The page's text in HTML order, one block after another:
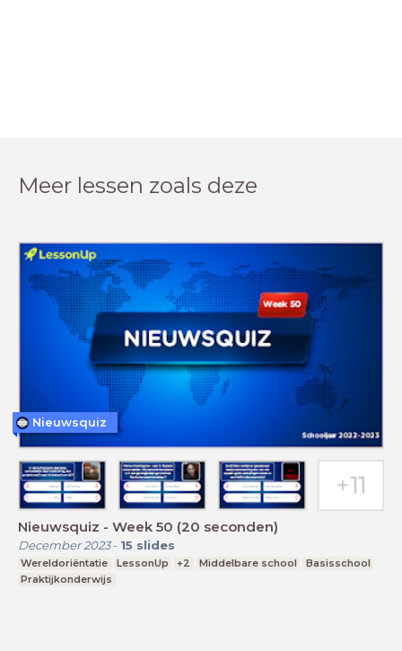
Meer lessen zoals deze
Nieuwsquiz - Week 50 (20 seconden)
December 2023- 15 slides
Wereldoriëntatie LessonUp +2 Middelbare school
Basisschool
Praktijkonderwijs
Nieuwsquiz